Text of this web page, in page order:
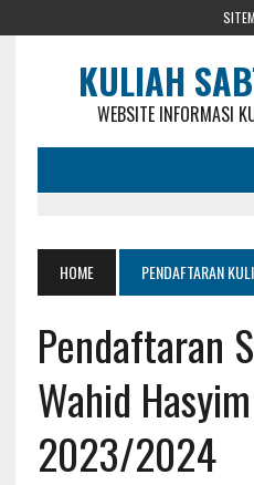
KULIAH
WEBSITE INFORMASI
HOME PENDAFTARAN
Pendaftaran
Wahid
2023/2024